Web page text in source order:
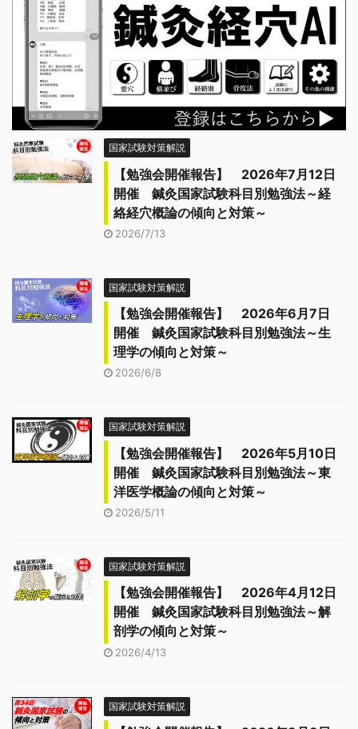
国家試験対策解説
【勉強会開催報告】 2026年7月12日
開催 鍼灸国家試験科目別勉強法～経
絡経穴概論の傾向と対策～
2026/7/13
国家試験対策解説
【勉強会開催報告】 2026年6月7日
開催 鍼灸国家試験科目別勉強法～生
理学の傾向と対策～
2026/6/8
国家試験対策解説
【勉強会開催報告】 2026年5月10日
開催 鍼灸国家試験科目別勉強法～東
洋医学概論の傾向と対策～
2026/5/11
国家試験対策解説
【勉強会開催報告】 2026年4月12日
開催 鍼灸国家試験科目別勉強法～解
剖学の傾向と対策～
2026/4/13
国家試験対策解説